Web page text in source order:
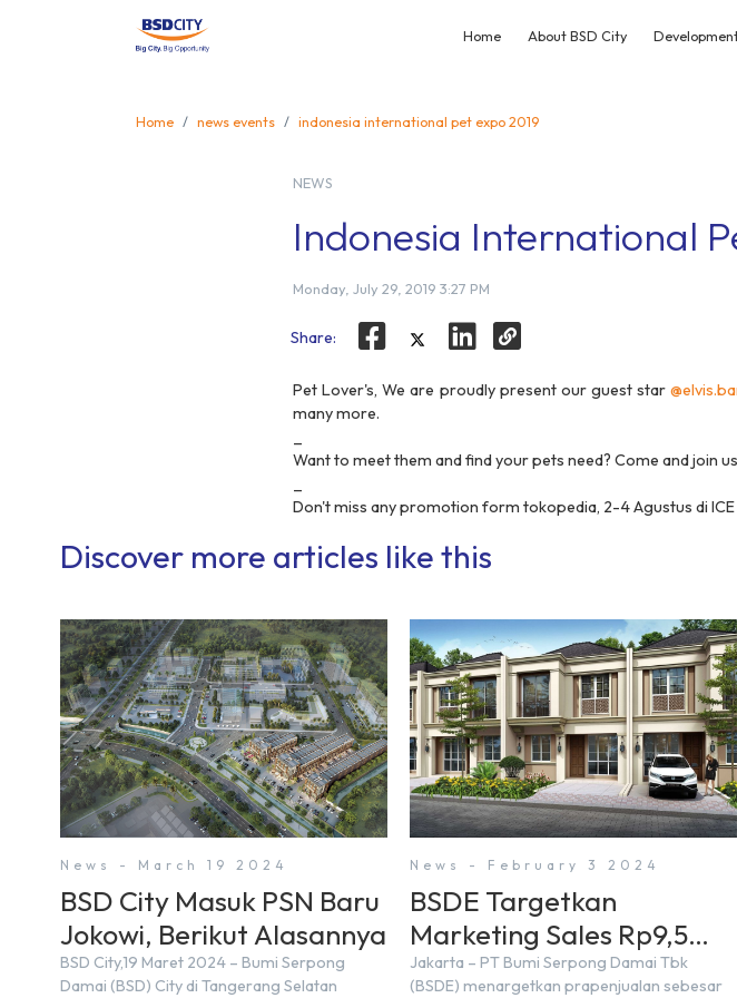
Home About BSD City
Home news events indonesia international pet expo 2019
NEWS
Indonesia International
Monday, July 29, 2019 3:27 PM
Share:
Pet Lover's, We are proudly present our guest star
many more.
Want to meet them and find your pets need? Come and join us
Don't miss any promotion form tokopedia, 2-4 Agustus di
Discover more articles like this
News - March 19 2024
BSD City Masuk PSN Baru
Jokowi, Berikut Alasannya
BSD City,19 Maret 2024 – Bumi Serpong
Damai (BSD) City di Tangerang Selatan
News - February 3 2024
BSDE Targetkan
Marketing Sales Rp9,5
Triliun di Tahun 2024
Jakarta – PT Bumi Serpong Damai Tbk
(BSDE) menargetkan prapenjualan sebesar